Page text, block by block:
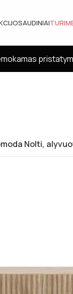
AUDINIAI
Nolti,